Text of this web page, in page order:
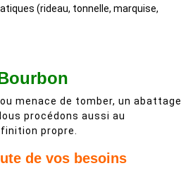
(rideau, tonnelle, marquise,
menace de tomber, un abattage
procédons aussi au
propre.
de vos besoins